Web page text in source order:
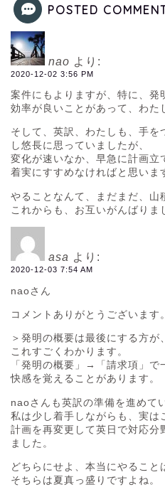
POSTED
nao より:
2020-12-02 3:56 PM
案件にもよりますが、特に、発
効率が良いことがあって、わた
そして、英訳、わたしも、手
し悠長に思っていましたが、
変化が速いなか、早急に計画立
着実にすすめなければと思いま
やることなんて、まだまだ、山
これからも、お互いがんばりま
asa より:
2020-12-03 7:54 AM
naoさん
コメントありがとうございます。
＞発明の概要は最後にする方が
これすごくわかります。
「発明の概要」→「請求項」で
快感を覚えることがあります。
naoさんも英訳の準備を進めて
私は少し着手しながらも、実は
計画を再変更して英日で対応分
ました。
どちらにせよ、本当にやること
そちらは夏真っ盛りですよね。